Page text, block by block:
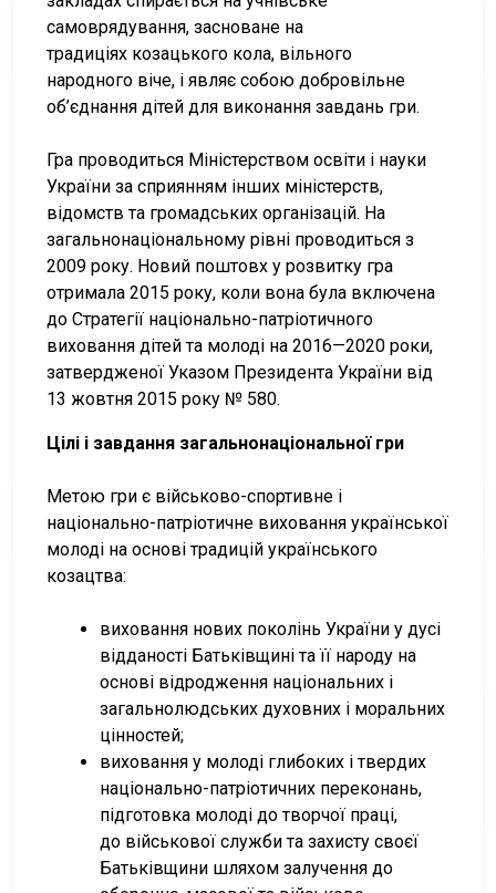
самоврядування, засноване на
традиціях козацького кола, вільного
народного віче, і являє собою добровільне
об’єднання дітей для виконання завдань гри.
Гра проводиться Міністерством освіти і науки
України за сприянням інших міністерств,
відомств та громадських організацій. На
загальнонаціональному рівні проводиться з
2009 року. Новий поштовх у розвитку гра
отримала 2015 року, коли вона була включена
до Стратегії національно-патріотичного
виховання дітей та молоді на 2016—2020 роки,
затвердженої Указом Президента України від
13 жовтня 2015 року № 580.
Цілі і завдання загальнонаціональної гри
Метою гри є військово-спортивне і
національно-патріотичне виховання української
молоді на основі традицій українського
козацтва:
виховання нових поколінь України у дусі
відданості Батьківщині та її народу на
основі відродження національних і
загальнолюдських духовних і моральних
цінностей;
виховання у молоді глибоких і твердих
національно-патріотичних переконань,
підготовка молоді до творчої праці,
до військової служби та захисту своєї
Батьківщини шляхом залучення до